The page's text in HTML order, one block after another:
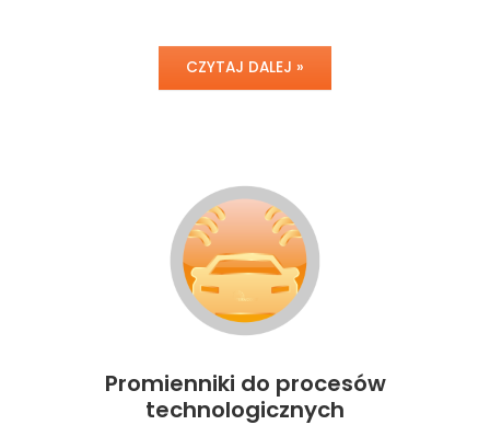
CZYTAJ DALEJ »
Promienniki do procesów
technologicznych